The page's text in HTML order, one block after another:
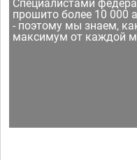
Специалистами
прошито более 10 000
- поэтому мы знаем,
максимум от каждой